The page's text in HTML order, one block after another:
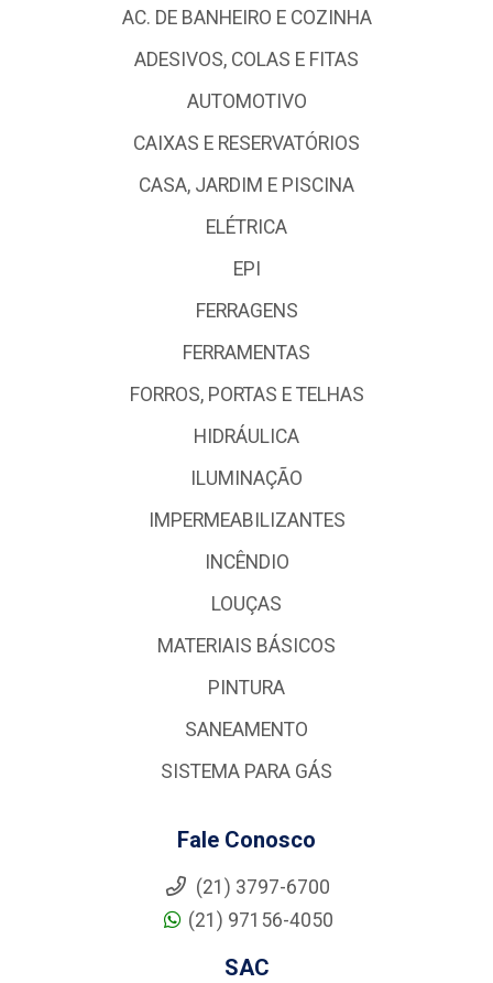
AC. DE BANHEIRO E COZINHA
ADESIVOS, COLAS E FITAS
AUTOMOTIVO
CAIXAS E RESERVATÓRIOS
CASA, JARDIM E PISCINA
ELÉTRICA
EPI
FERRAGENS
FERRAMENTAS
FORROS, PORTAS E TELHAS
HIDRÁULICA
ILUMINAÇÃO
IMPERMEABILIZANTES
INCÊNDIO
LOUÇAS
MATERIAIS BÁSICOS
PINTURA
SANEAMENTO
SISTEMA PARA GÁS
Fale Conosco
(21) 3797-6700
(21) 97156-4050
SAC